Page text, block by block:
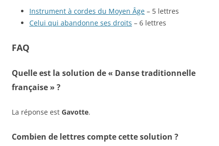
Instrument à cordes du Moyen Âge – 5 lettres
Celui qui abandonne ses droits – 6 lettres
FAQ
Quelle est la solution de « Danse traditionnelle
française » ?
La réponse est Gavotte.
Combien de lettres compte cette solution ?